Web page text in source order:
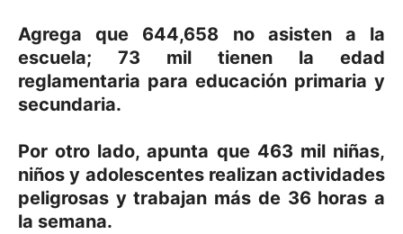
Agrega que 644,658 no asisten a la
escuela; 73 mil tienen la edad
reglamentaria para educación primaria y
secundaria.
Por otro lado, apunta que 463 mil niñas,
niños y adolescentes realizan actividades
peligrosas y trabajan más de 36 horas a
la semana.